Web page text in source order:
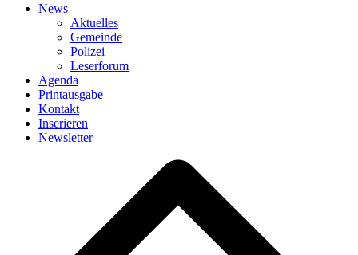
News
Aktuelles
Gemeinde
Polizei
Leserforum
Agenda
Printausgabe
Kontakt
Inserieren
Newsletter